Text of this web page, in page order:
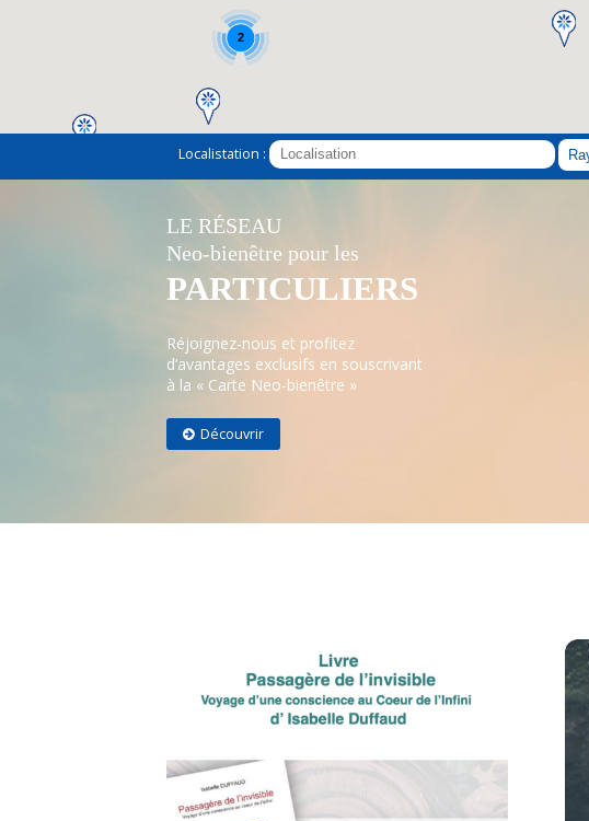
2
Localistation :
LE RÉSEAU
Neo-bienêtre pour les
PARTICULIERS
Réjoignez-nous et profitez
d’avantages exclusifs en souscrivant
à la « Carte Neo-bienêtre »
Découvrir